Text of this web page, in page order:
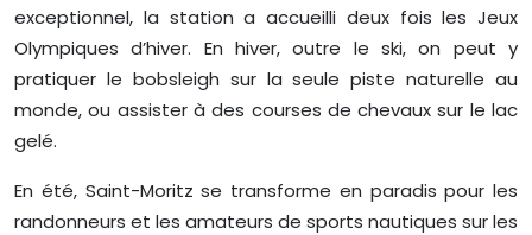
exceptionnel, la station a accueilli deux fois les Jeux
Olympiques d’hiver. En hiver, outre le ski, on peut y
pratiquer le bobsleigh sur la seule piste naturelle au
monde, ou assister à des courses de chevaux sur le lac
gelé.
En été, Saint-Moritz se transforme en paradis pour les
randonneurs et les amateurs de sports nautiques sur les